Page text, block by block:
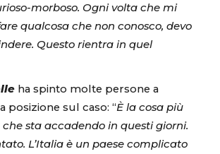
morboso. Ogni volta che mi
qualcosa che non conosco, devo
Questo rientra in quel
ha spinto molte persone a
posizione sul caso: “È la cosa più
sta accadendo in questi giorni.
L’Italia è un paese complicato